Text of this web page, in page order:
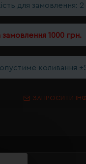
для замовлення: 2
замовлення 1000 грн.
коливання
ЗАПРОСИТИ